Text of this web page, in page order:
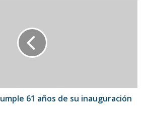
61 años de su inauguración